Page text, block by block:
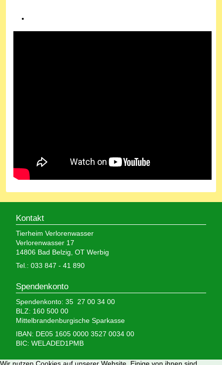
Kontakt
Tierheim Verlorenwasser
Verlorenwasser 17
14806 Bad Belzig, OT Werbig
Tel.: 033 847 - 41 890
Spendenkonto
Spendenkonto: 35 27 00 34 00
BLZ: 160 500 00
Mittelbrandenburgische Sparkasse
IBAN: DE05 1605 0000 3527 0034 00
BIC: WELADED1PMB